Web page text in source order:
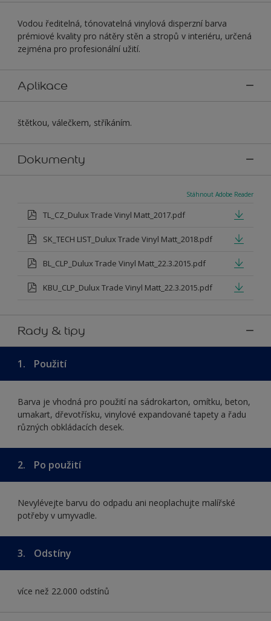
Vodou ředitelná, tónovatelná vinylová disperzní barva
prémiové kvality pro nátěry stěn a stropů v interiéru, určená
zejména pro profesionální užití.
Aplikace
štětkou, válečkem, stříkáním.
Dokumenty
Stáhnout Adobe Reader
TL_CZ_Dulux Trade Vinyl Matt_2017.pdf
SK_TECH LIST_Dulux Trade Vinyl Matt_2018.pdf
BL_CLP_Dulux Trade Vinyl Matt_22.3.2015.pdf
KBU_CLP_Dulux Trade Vinyl Matt_22.3.2015.pdf
Rady & tipy
1. Použití
Barva je vhodná pro použití na sádrokarton, omítku, beton,
umakart, dřevotřísku, vinylové expandované tapety a řadu
různých obkládacích desek.
2. Po použití
Nevylévejte barvu do odpadu ani neoplachujte malířské
potřeby v umyvadle.
3. Odstíny
více než 22.000 odstínů